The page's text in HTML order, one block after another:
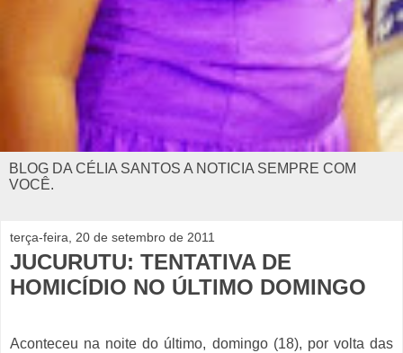
BLOG DA CÉLIA SANTOS A NOTICIA SEMPRE COM
VOCÊ.
terça-feira, 20 de setembro de 2011
JUCURUTU: TENTATIVA DE
HOMICÍDIO NO ÚLTIMO DOMINGO
Aconteceu na noite do último, domingo (18), por volta das